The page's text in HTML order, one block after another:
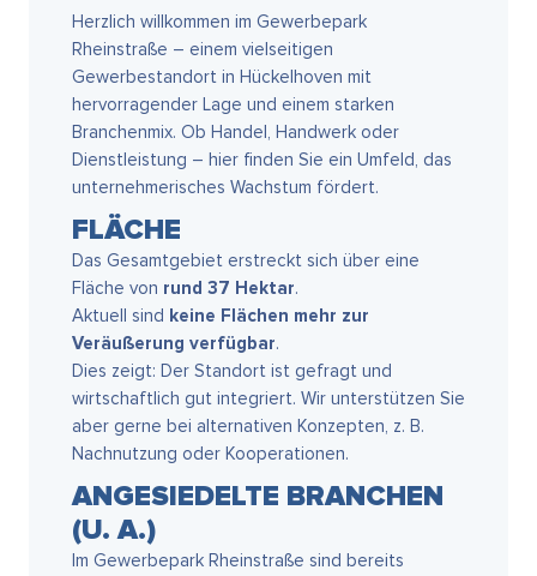
Herzlich willkommen im Gewerbepark
Rheinstraße – einem vielseitigen
Gewerbestandort in Hückelhoven mit
hervorragender Lage und einem starken
Branchenmix. Ob Handel, Handwerk oder
Dienstleistung – hier finden Sie ein Umfeld, das
unternehmerisches Wachstum fördert.
FLÄCHE
Das Gesamtgebiet erstreckt sich über eine
Fläche von rund 37 Hektar.
Aktuell sind keine Flächen mehr zur
Veräußerung verfügbar.
Dies zeigt: Der Standort ist gefragt und
wirtschaftlich gut integriert. Wir unterstützen Sie
aber gerne bei alternativen Konzepten, z. B.
Nachnutzung oder Kooperationen.
ANGESIEDELTE BRANCHEN
(U. A.)
Im Gewerbepark Rheinstraße sind bereits